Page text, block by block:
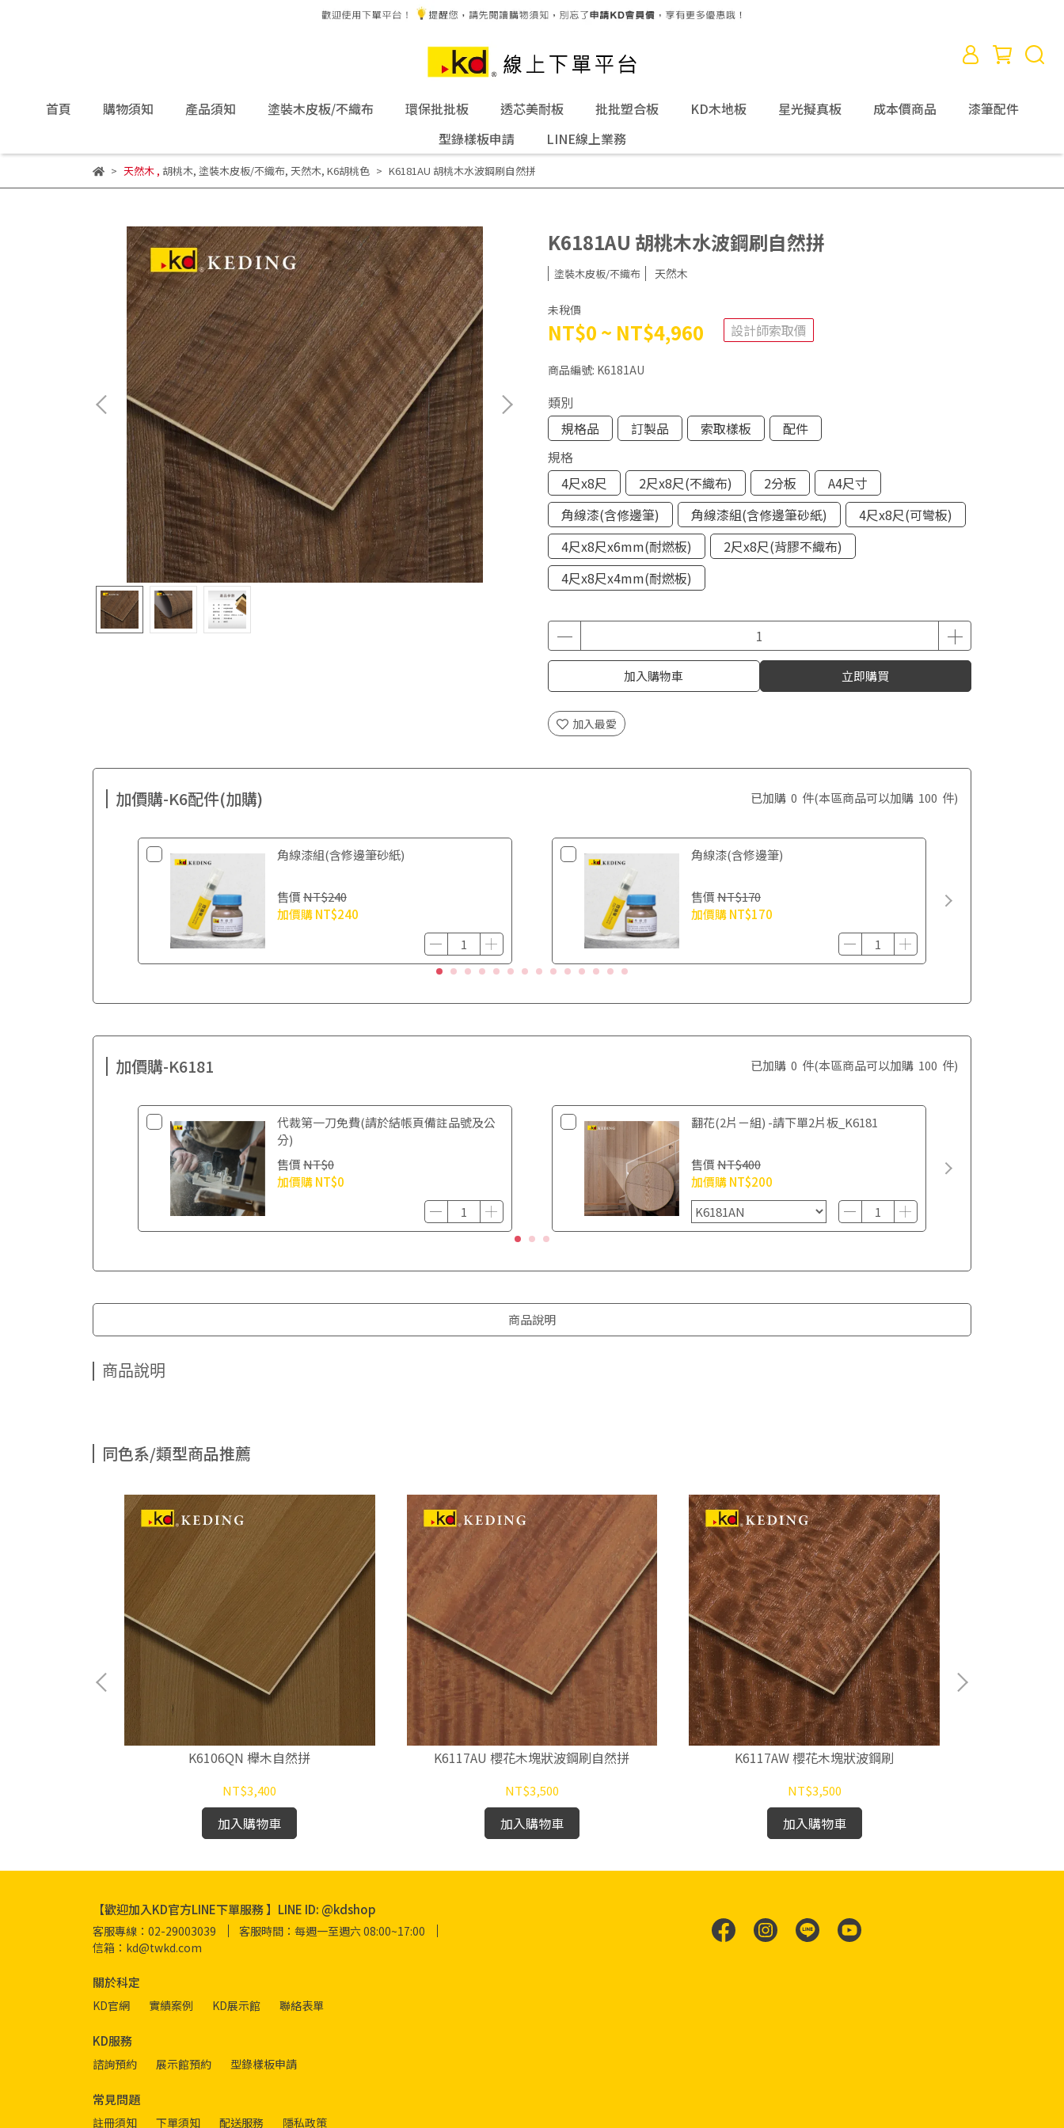
首頁 購物須知 產品須知 塗裝木皮板/不織布 環保批批板 透芯美耐板 批批塑合板 KD木地板 星光擬真板 成本價商品
漆筆配件
型錄樣板申請
LINE線上業務
天然木, 胡桃木, 塗裝木皮板/不織布, 天然木, K6胡桃色 K6181AU 胡桃木水波鋼刷自然拼
K6181AU 胡桃木水波鋼刷自然拼
塗裝木皮板/不織布 天然木
未稅價
NT$0 ~ NT$4,960 設計師索取價
商品編號: K6181AU
類別
規格品
訂製品 索取樣板
配件
規格
4尺x8尺
2尺x8尺(不織布) 2分板
A4尺寸
角線漆(含修邊筆)
角線漆組(含修邊筆砂紙)
4尺x8尺(可彎板)
4尺x8尺x6mm(耐燃板)
2尺x8尺(背膠不織布)
4尺x8尺x4mm(耐燃板)
加入購物車 立即購買
加入最愛
加價購-K6配件(加購) 已加購 0 件(本區商品可以加購 100 件)
角線漆組(含修邊筆砂紙)
售價NT$240
加價購NT$240
角線漆(含修邊筆)
售價NT$170
加價購NT$170
加價購-K6181 已加購 0 件(本區商品可以加購 100 件)
代裁第一刀免費(請於結帳頁備註品號及公
分)
售價NT$0
加價購NT$0
翻花(2片ㄧ組) -請下單2片板_K6181
售價NT$400
加價購NT$200
商品說明
商品說明
同色系/類型商品推薦
K6106QN 櫸木自然拼
NT$3,400
加入購物車
K6117AU 櫻花木塊狀波鋼刷自然拼
NT$3,500
加入購物車
K6117AW 櫻花木塊狀波鋼刷
NT$3,500
加入購物車
【歡迎加入KD官方LINE下單服務 】LINE ID: @kdshop
客服專線：02-29003039
客服時間：每週一至週六 08:00~17:00
信箱：kd@twkd.com
關於科定
KD官網 實績案例 KD展示館 聯絡表單
KD服務
諮詢預約 展示館預約 型錄樣板申請
常見問題
註冊須知 下單須知 配送服務 隱私政策